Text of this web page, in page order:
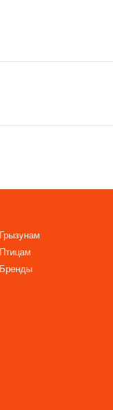
Грызунам
Птицам
Бренды